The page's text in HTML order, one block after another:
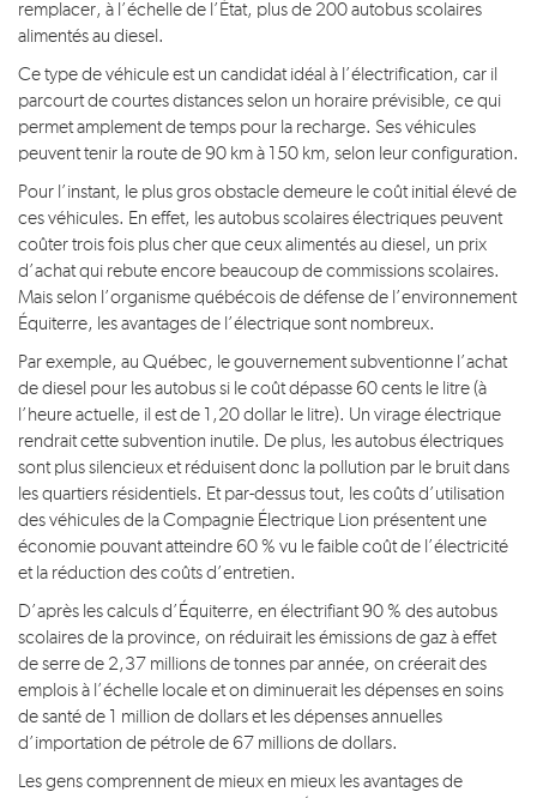
remplacer, à l’échelle de l’État, plus de 200 autobus scolaires
alimentés au diesel.
Ce type de véhicule est un candidat idéal à l’électrification, car il
parcourt de courtes distances selon un horaire prévisible, ce qui
permet amplement de temps pour la recharge. Ses véhicules
peuvent tenir la route de 90 km à 150 km, selon leur configuration.
Pour l’instant, le plus gros obstacle demeure le coût initial élevé de
ces véhicules. En effet, les autobus scolaires électriques peuvent
coûter trois fois plus cher que ceux alimentés au diesel, un prix
d’achat qui rebute encore beaucoup de commissions scolaires.
Mais selon l’organisme québécois de défense de l’environnement
Équiterre, les avantages de l’électrique sont nombreux.
Par exemple, au Québec, le gouvernement subventionne l’achat
de diesel pour les autobus si le coût dépasse 60 cents le litre (à
l’heure actuelle, il est de 1,20 dollar le litre). Un virage électrique
rendrait cette subvention inutile. De plus, les autobus électriques
sont plus silencieux et réduisent donc la pollution par le bruit dans
les quartiers résidentiels. Et par-dessus tout, les coûts d’utilisation
des véhicules de la Compagnie Électrique Lion présentent une
économie pouvant atteindre 60 % vu le faible coût de l’électricité
et la réduction des coûts d’entretien.
D’après les calculs d’Équiterre, en électrifiant 90 % des autobus
scolaires de la province, on réduirait les émissions de gaz à effet
de serre de 2,37 millions de tonnes par année, on créerait des
emplois à l’échelle locale et on diminuerait les dépenses en soins
de santé de 1 million de dollars et les dépenses annuelles
d’importation de pétrole de 67 millions de dollars.
Les gens comprennent de mieux en mieux les avantages de